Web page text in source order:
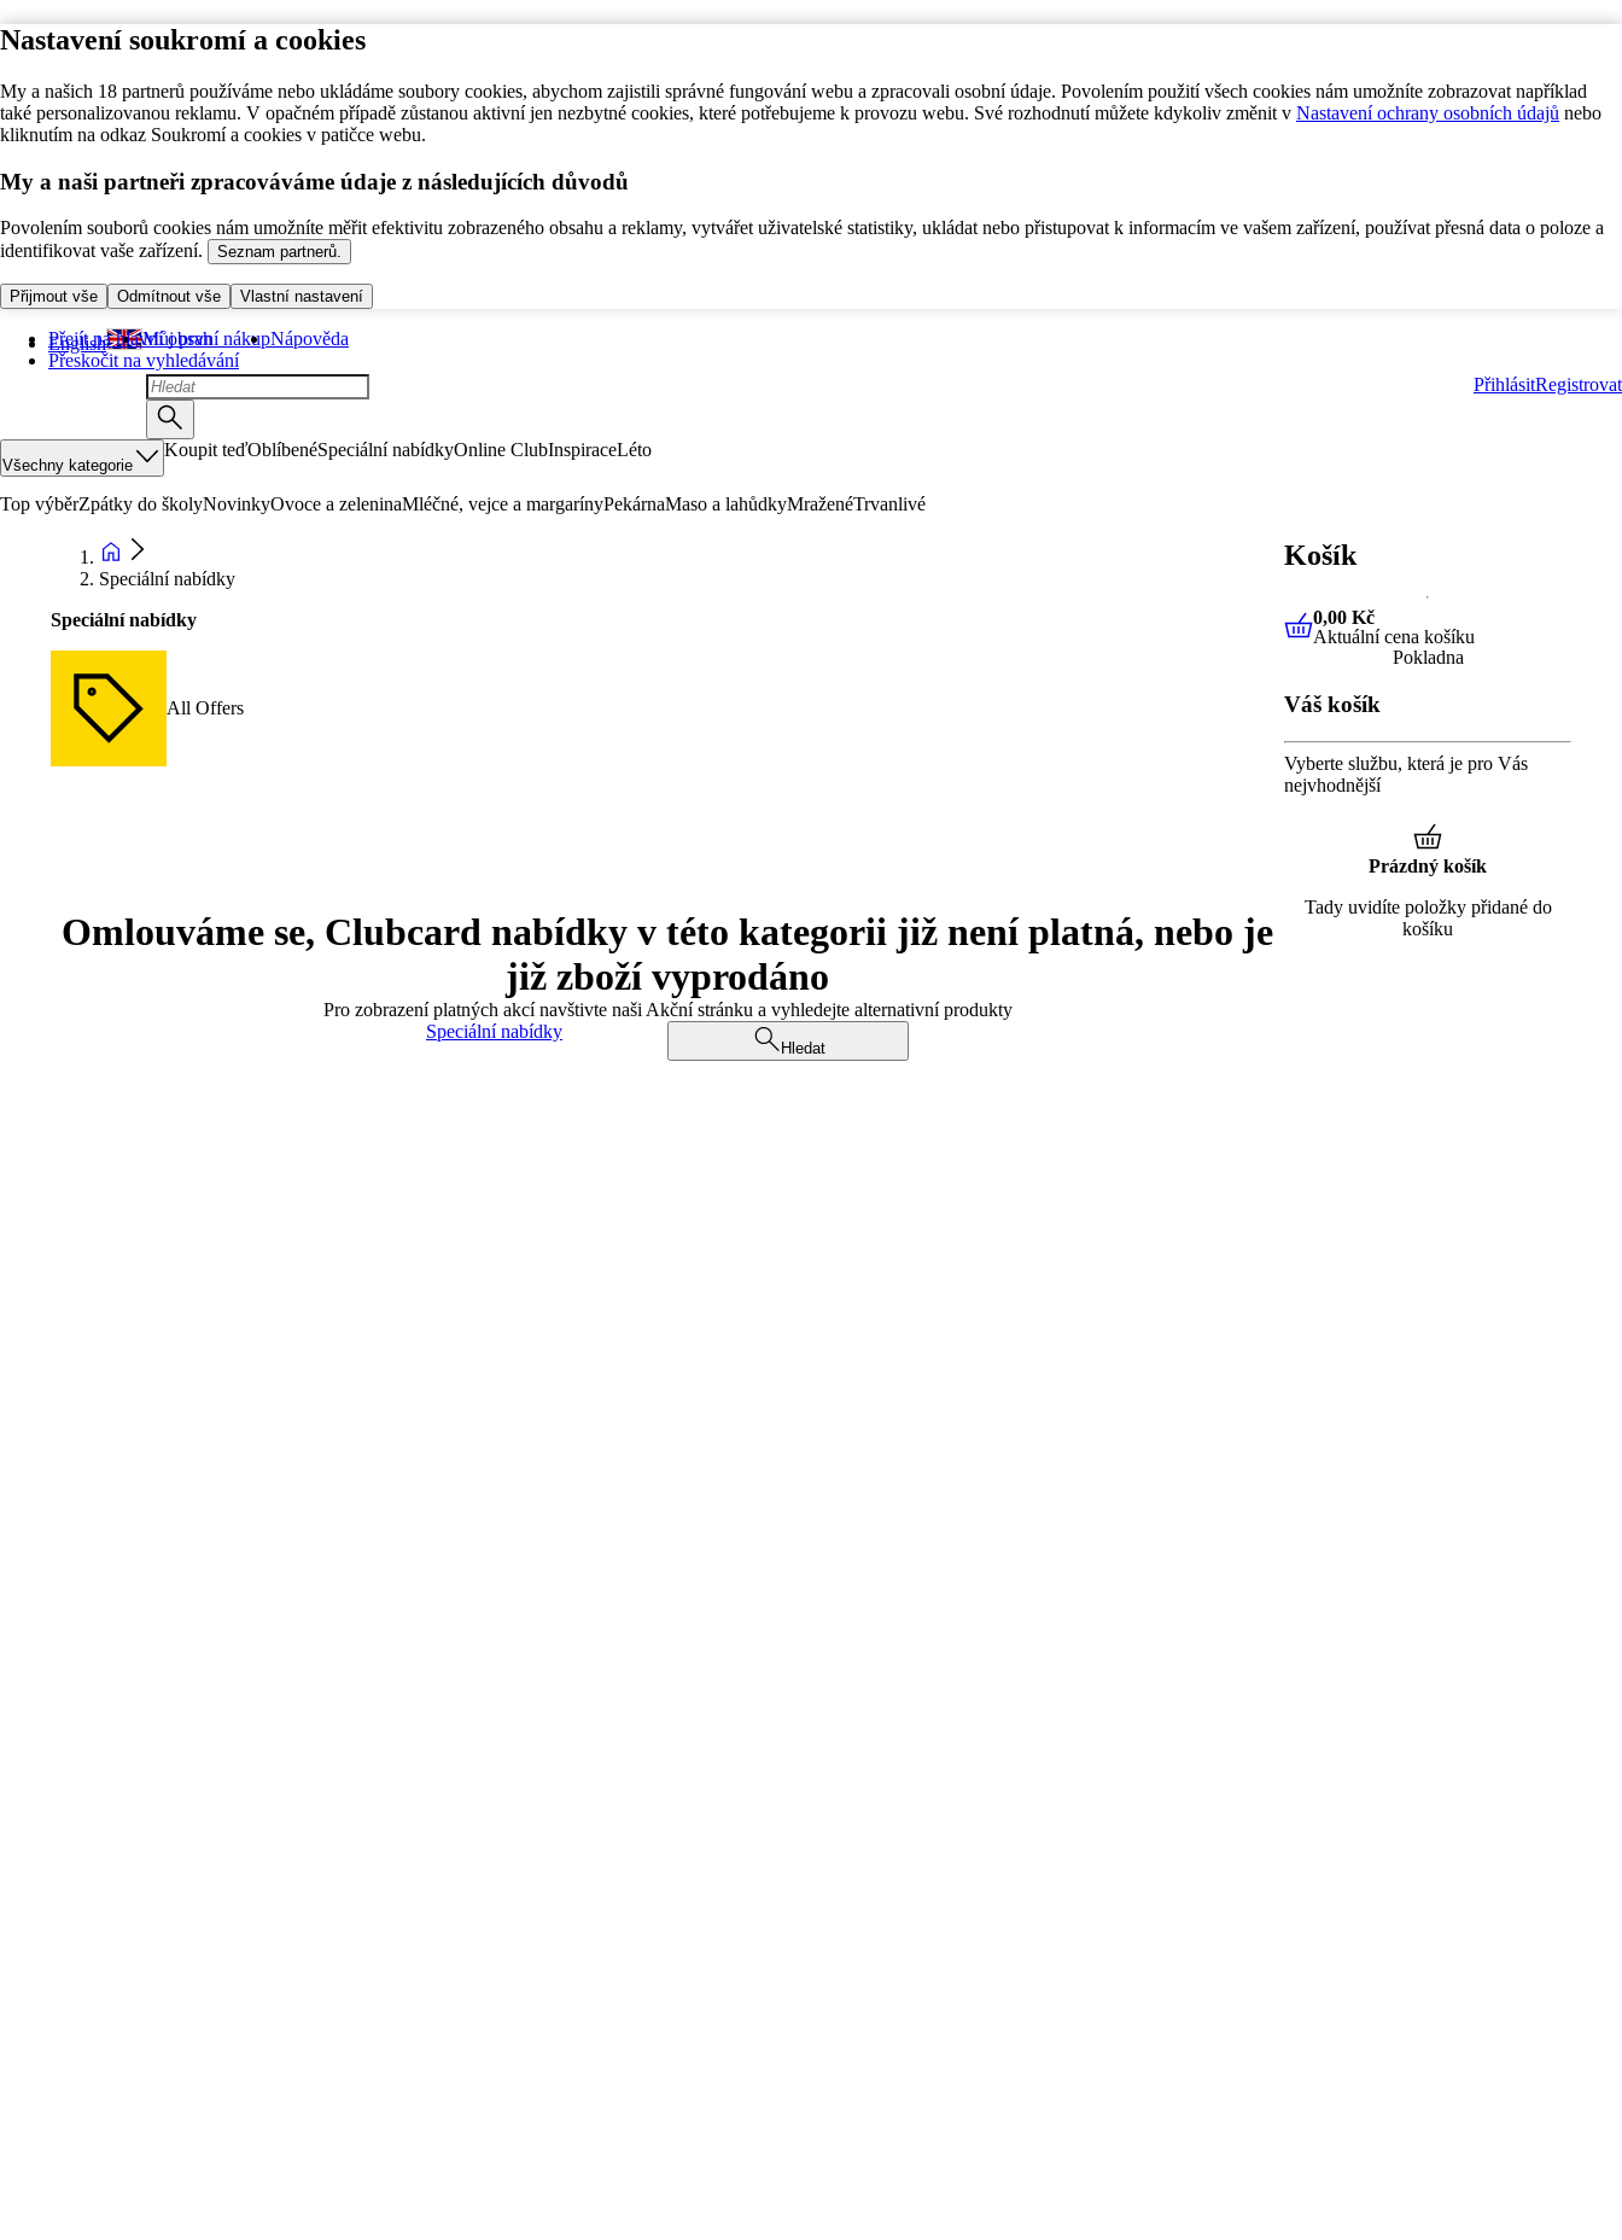
Nastavení soukromí a cookies
My a našich 18 partnerů používáme nebo ukládáme soubory cookies, abychom zajistili správné fungování webu a zpracovali osobní údaje. Povolením použití všech cookies nám umožníte zobrazovat například
také personalizovanou reklamu. V opačném případě zůstanou aktivní jen nezbytné cookies, které potřebujeme k provozu webu. Své rozhodnutí můžete kdykoliv změnit v Nastavení ochrany osobních údajů nebo
kliknutím na odkaz Soukromí a cookies v patičce webu.
My a naši partneři zpracováváme údaje z následujících důvodů
Povolením souborů cookies nám umožníte měřit efektivitu zobrazeného obsahu a reklamy, vytvářet uživatelské statistiky, ukládat nebo přistupovat k informacím ve vašem zařízení, používat přesná data o poloze a
identifikovat vaše zařízení.
Seznam partnerů.
Přijmout vše Odmítnout vše Vlastní nastavení
Přejít na hlavní obsah
Přeskočit na vyhledávání
English Můj první nákupNápověda
PřihlásitRegistrovat
Všechny kategorie
Koupit teďOblíbenéSpeciální nabídkyOnline ClubInspiraceLéto
Top výběrZpátky do školyNovinkyOvoce a zeleninaMléčné, vejce a margarínyPekárnaMaso a lahůdkyMraženéTrvanlivé
Speciální nabídky
Speciální nabídky
All Offers
Omlouváme se, Clubcard nabídky v této kategorii již není platná, nebo je
již zboží vyprodáno
Pro zobrazení platných akcí navštivte naši Akční stránku a vyhledejte alternativní produkty
Speciální nabídky
Hledat
Košík
0,00 KčAktuální cena košíku
0,00 Kč
Aktuální cena košíku
Pokladna
Váš košík
Vyberte službu, která je pro Vás
nejvhodnější
Prázdný košík
Tady uvidíte položky přidané do
košíku